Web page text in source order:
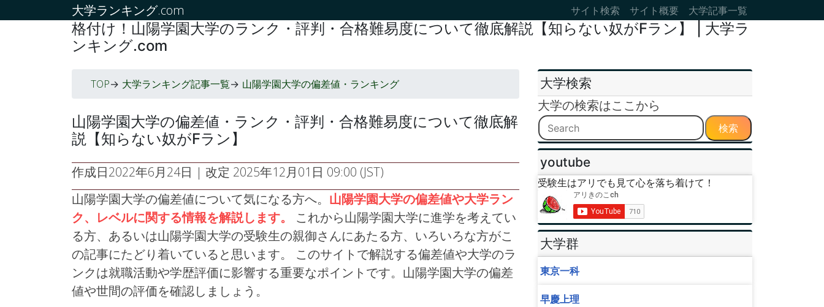
大学ランキング.com サイト検索 サイト概要 大学記事一覧
格付け！山陽学園大学のランク・評判・合格難易度について徹底解説【知らない奴がFラン】 | 大学ラ
ンキング.com
TOP-> 大学ランキング記事一覧-> 山陽学園大学の偏差値・ランキング
山陽学園大学の偏差値・ランク・評判・合格難易度について徹底解
説【知らない奴がFラン】
作成日2022年6月24日 | 改定 2025年12月01日 09:00 (JST)
山陽学園大学の偏差値について気になる方へ。 山陽学園大学の偏差値や大学ラン
ク、レベルに関する情報を解説します。
これから山陽学園大学に進学を考えてい
る方、あるいは山陽学園大学の受験生の親御さんにあたる方、いろいろな方がこ
の記事にたどり着いていると思います。 このサイトで解説する偏差値や大学のラ
ンクは就職活動や学歴評価に影響する重要なポイントです。山陽学園大学の偏差
値や世間の評価を確認しましょう。
大学検索
大学の検索はここから
検索
youtube
受験生はアリでも見て心を落ち着けて！
大学群
東京一科
早慶上理